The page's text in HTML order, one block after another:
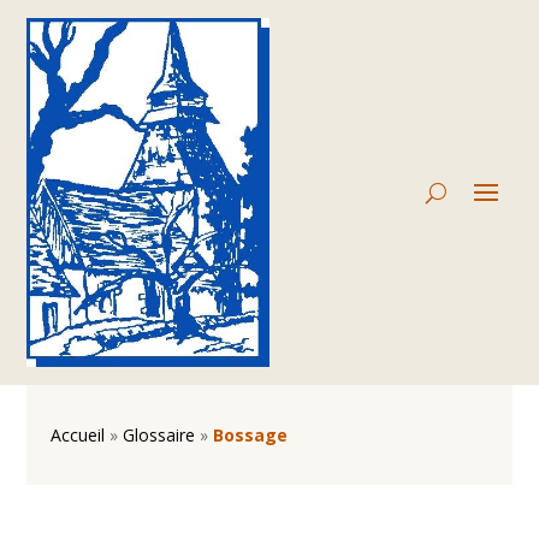
Accueil »Glossaire » Bossage